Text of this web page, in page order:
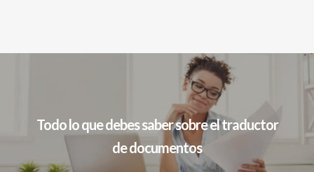
Todo lo que debes saber sobre el traductor
de documentos